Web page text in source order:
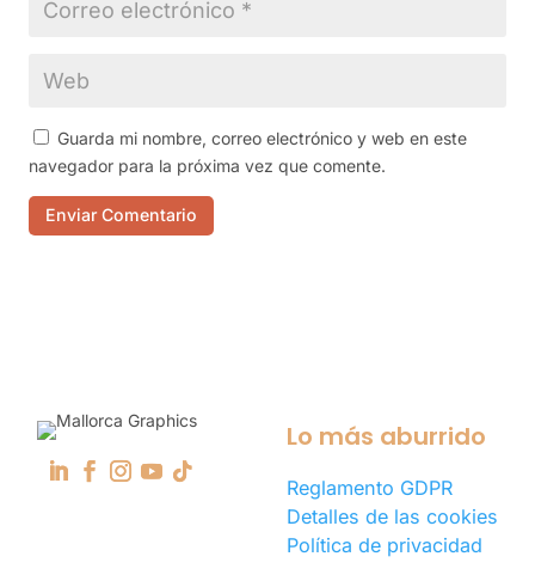
Guarda mi nombre, correo electrónico y web en este
navegador para la próxima vez que comente.
Enviar Comentario
Lo más aburrido
Reglamento GDPR
Detalles de las cookies
Política de privacidad